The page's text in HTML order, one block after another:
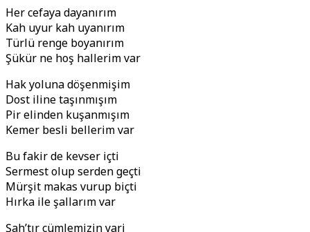
Her cefaya dayanırım
Kah uyur kah uyanırım
Türlü renge boyanırım
Şükür ne hoş hallerim var
Hak yoluna döşenmişim
Dost iline taşınmışım
Pir elinden kuşanmışım
Kemer besli bellerim var
Bu fakir de kevser içti
Sermest olup serden geçti
Mürşit makas vurup biçti
Hırka ile şallarım var
Şah’tır cümlemizin yari